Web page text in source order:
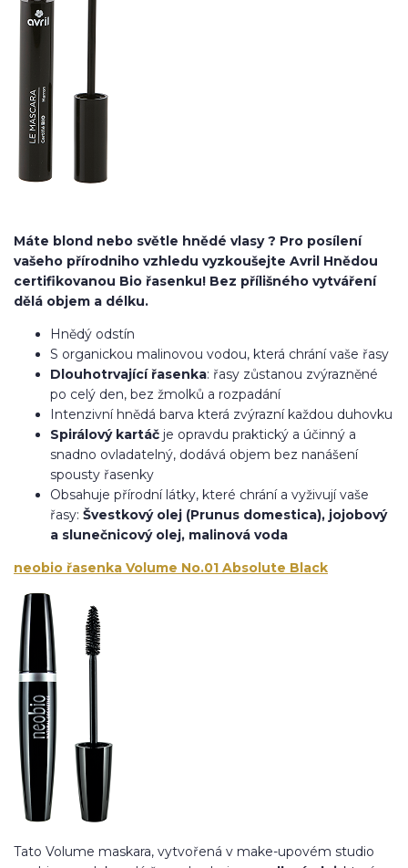
Máte blond nebo světle hnědé vlasy ? Pro posílení
vašeho přírodniho vzhledu vyzkoušejte Avril Hnědou
certifikovanou Bio řasenku! Bez přílišného vytváření
dělá objem a délku.
Hnědý odstín
S organickou malinovou vodou, která chrání vaše řasy
Dlouhotrvající řasenka: řasy zůstanou zvýrazněné
po celý den, bez žmolků a rozpadání
Intenzivní hnědá barva která zvýrazní každou duhovku
Spirálový kartáč je opravdu praktický a účinný a
snadno ovladatelný, dodává objem bez nanášení
spousty řasenky
Obsahuje přírodní látky, které chrání a vyživují vaše
řasy: Švestkový olej (Prunus domestica), jojobový
a slunečnicový olej, malinová voda
neobio řasenka Volume No.01 Absolute Black
Tato Volume maskara, vytvořená v make-upovém studio